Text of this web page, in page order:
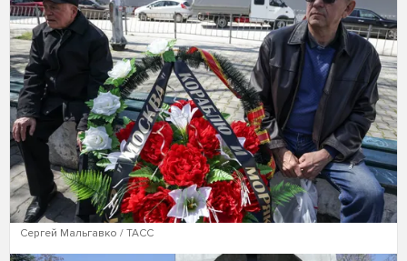
Сергей Мальгавко / ТАСС